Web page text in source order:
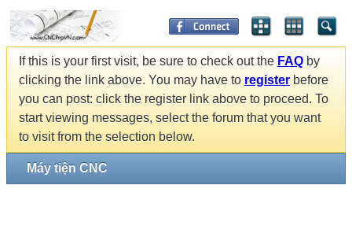
If this is your first visit, be sure to check out the FAQ by
clicking the link above. You may have to register before
you can post: click the register link above to proceed. To
start viewing messages, select the forum that you want
to visit from the selection below.
Máy tiện CNC